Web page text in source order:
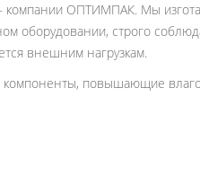
компании ОПТИМПАК. Мы
оборудовании, строго
внешним нагрузкам.
повышающие